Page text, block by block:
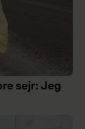
sejr: Jeg